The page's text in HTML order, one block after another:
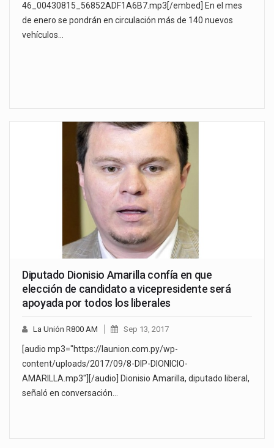
46_00430815_56852ADF1A6B7.mp3[/embed] En el mes
de enero se pondrán en circulación más de 140 nuevos
vehículos…
Diputado Dionisio Amarilla confía en que
elección de candidato a vicepresidente será
apoyada por todos los liberales
La Unión R800 AM Sep 13, 2017
[audio mp3="https://launion.com.py/wp-
content/uploads/2017/09/8-DIP-DIONICIO-
AMARILLA.mp3"][/audio] Dionisio Amarilla, diputado liberal,
señaló en conversación…